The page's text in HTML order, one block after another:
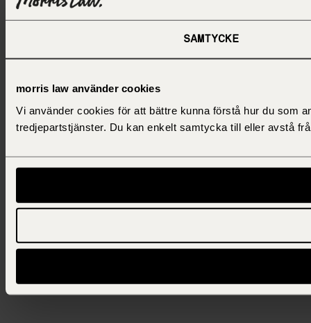
SAMTYCKE
morris law använder cookies
Vi använder cookies för att bättre kunna förstå hur du som
tredjepartstjänster. Du kan enkelt samtycka till eller avstå